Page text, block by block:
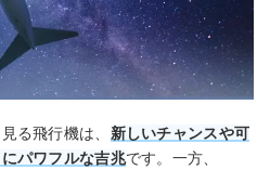
る飛行機は、 新しいチャンスや可
パワフルな吉兆です。一方、